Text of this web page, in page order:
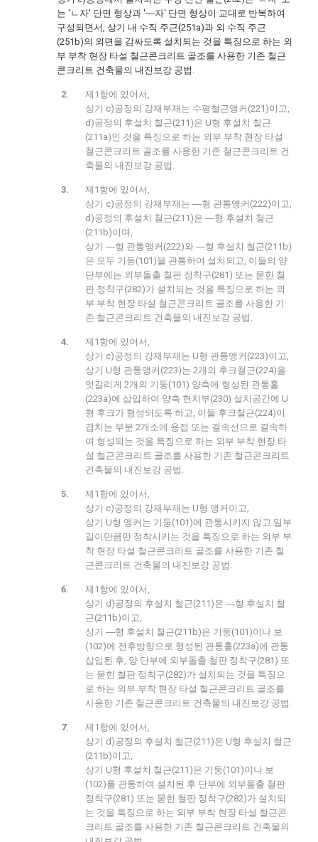
는 'ㄴ자' 단면 형상과 '―자' 단면 형상이 교대로 반복하여
구성되면서, 상기 내 수직 주근(251a)과 외 수직 주근
(251b)의 외면을 감싸도록 설치되는 것을 특징으로 하는 외
부 부착 현장 타설 철근콘크리트 골조를 사용한 기존 철근
콘크리트 건축물의 내진보강 공법.
제1항에 있어서,
상기 c)공정의 강재부재는 수평철근앵커(221)이고,
d)공정의 후설치 철근(211)은 U형 후설치 철근
(211a)인 것을 특징으로 하는 외부 부착 현장 타설
철근콘크리트 골조를 사용한 기존 철근콘크리트 건
축물의 내진보강 공법.
제1항에 있어서,
상기 c)공정의 강재부재는 ―형 관통앵커(222)이고,
d)공정의 후설치 철근(211)은 ―형 후설치 철근
(211b)이며,
상기 ―형 관통앵커(222)와 ―형 후설치 철근(211b)
은 모두 기둥(101)을 관통하여 설치되고, 이들의 양
단부에는 외부돌출 철판 정착구(281) 또는 묻힌 철
판 정착구(282)가 설치되는 것을 특징으로 하는 외
부 부착 현장 타설 철근콘크리트 골조를 사용한 기
존 철근콘크리트 건축물의 내진보강 공법.
제1항에 있어서,
상기 c)공정의 강재부재는 U형 관통앵커(223)이고,
상기 U형 관통앵커(223)는 2개의 후크철근(224)을
엇갈리게 2개의 기둥(101) 양측에 형성된 관통홀
(223a)에 삽입하여 양측 헌치부(230) 설치공간에 U
형 후크가 형성되도록 하고, 이들 후크철근(224)이
겹치는 부분 2개소에 용접 또는 결속선으로 결속하
여 형성되는 것을 특징으로 하는 외부 부착 현장 타
설 철근콘크리트 골조를 사용한 기존 철근콘크리트
건축물의 내진보강 공법.
제1항에 있어서,
상기 c)공정의 강재부재는 U형 앵커이고,
상기 U형 앵커는 기둥(101)에 관통시키지 않고 일부
길이만큼만 정착시키는 것을 특징으로 하는 외부 부
착 현장 타설 철근콘크리트 골조를 사용한 기존 철
근콘크리트 건축물의 내진보강 공법.
제1항에 있어서,
상기 d)공정의 후설치 철근(211)은 ―형 후설치 철
근(211b)이고,
상기 ―형 후설치 철근(211b)은 기둥(101)이나 보
(102)에 전후방향으로 형성된 관통홀(223a)에 관통
삽입된 후, 양 단부에 외부돌출 철판 정착구(281) 또
는 묻힌 철판 정착구(282)가 설치되는 것을 특징으
로 하는 외부 부착 현장 타설 철근콘크리트 골조를
사용한 기존 철근콘크리트 건축물의 내진보강 공법.
제1항에 있어서,
상기 d)공정의 후설치 철근(211)은 U형 후설치 철근
(211b)이고,
상기 U형 후설치 철근(211)은 기둥(101)이나 보
(102)를 관통하여 설치된 후 단부에 외부돌출 철판
정착구(281) 또는 묻힌 철판 정착구(282)가 설치되
는 것을 특징으로 하는 외부 부착 현장 타설 철근콘
크리트 골조를 사용한 기존 철근콘크리트 건축물의